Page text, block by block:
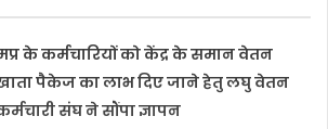
के कर्मचारियों को केंद्र के समान वेतन
पैकेज का लाभ दिए जाने हेतु लघु वेतन
संघ ने सौंपा ज्ञापन